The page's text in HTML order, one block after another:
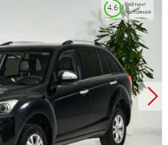
Рейтинг
состояния
4.6